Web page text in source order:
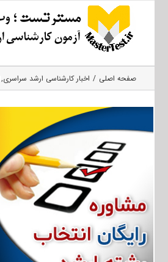
صفحه اصلی اخبار کارشناسی ارشد سراسری